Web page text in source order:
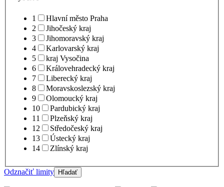
1
Hlavní město Praha
2
Jihočeský kraj
3
Jihomoravský kraj
4
Karlovarský kraj
5
kraj Vysočina
6
Královehradecký kraj
7
Liberecký kraj
8
Moravskoslezský kraj
9
Olomoucký kraj
10
Pardubický kraj
11
Plzeňský kraj
12
Středočeský kraj
13
Ústecký kraj
14
Zlínský kraj
Odznačiť limity Hľadať